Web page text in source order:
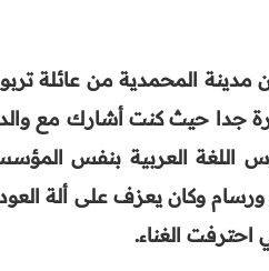
مدينة المحمدية من عائلة
جدا حيث كنت أشارك مع
اللغة العربية بنفس
وكان يعزف على ألة
الغناء.